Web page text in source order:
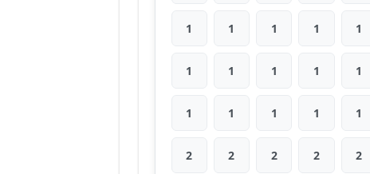
1 1 1 1 1
1 1 1 1 1
1 1 1 1 1
2 2 2 2 2